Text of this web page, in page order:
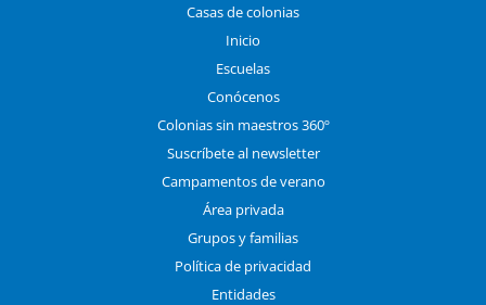
Casas de colonias
Inicio
Escuelas
Conócenos
Colonias sin maestros 360º
Suscríbete al newsletter
Campamentos de verano
Área privada
Grupos y familias
Política de privacidad
Entidades